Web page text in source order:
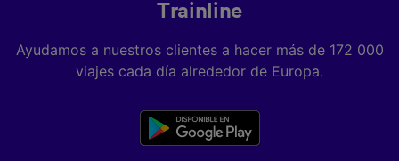
Trainline
Ayudamos a nuestros clientes a hacer más de 172 000
viajes cada día alrededor de Europa.